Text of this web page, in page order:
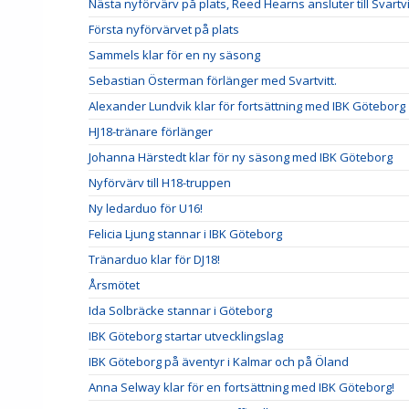
Första nyförvärvet på plats
Sammels klar för en ny säsong
Sebastian Österman förlänger med Svartvitt.
Alexander Lundvik klar för fortsättning med IBK Göteborg
HJ18-tränare förlänger
Johanna Härstedt klar för ny säsong med IBK Göteborg
Nyförvärv till H18-truppen
Ny ledarduo för U16!
Felicia Ljung stannar i IBK Göteborg
Tränarduo klar för DJ18!
Årsmötet
Ida Solbräcke stannar i Göteborg
IBK Göteborg startar utvecklingslag
IBK Göteborg på äventyr i Kalmar och på Öland
Anna Selway klar för en fortsättning med IBK Göteborg!